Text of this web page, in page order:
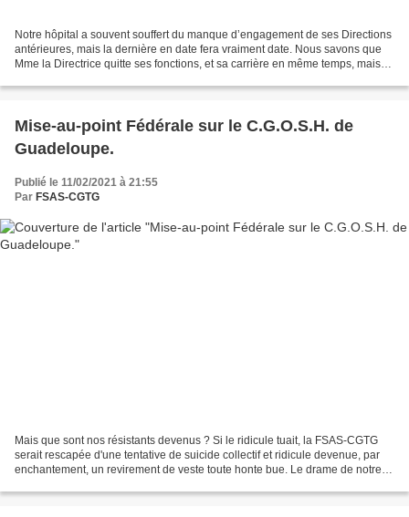
Notre hôpital a souvent souffert du manque d’engagement de ses Directions
antérieures, mais la dernière en date fera vraiment date. Nous savons que
Mme la Directrice quitte ses fonctions, et sa carrière en même temps, mais
Mise-au-point Fédérale sur le C.G.O.S.H. de
Guadeloupe.
Publié le 11/02/2021 à 21:55
Par FSAS-CGTG
Mais que sont nos résistants devenus ? Si le ridicule tuait, la FSAS-CGTG
serait rescapée d'une tentative de suicide collectif et ridicule devenue, par
enchantement, un revirement de veste toute honte bue. Le drame de notre